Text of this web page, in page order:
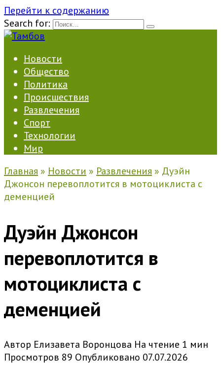
Перейти к содержанию
Search for:
Новости
Общество
Политика
Происшествия
Развлечения
Спорт
Технологии
Мир
Главная » Новости » Развлечения » Дуэйн
Джонсон перевоплотится в мотоциклиста с
деменцией
Дуэйн Джонсон
перевоплотится в
мотоциклиста с
деменцией
Автор Елизавета Воронцова На чтение 1 мин
Просмотров 89 Опубликовано 07.07.2026